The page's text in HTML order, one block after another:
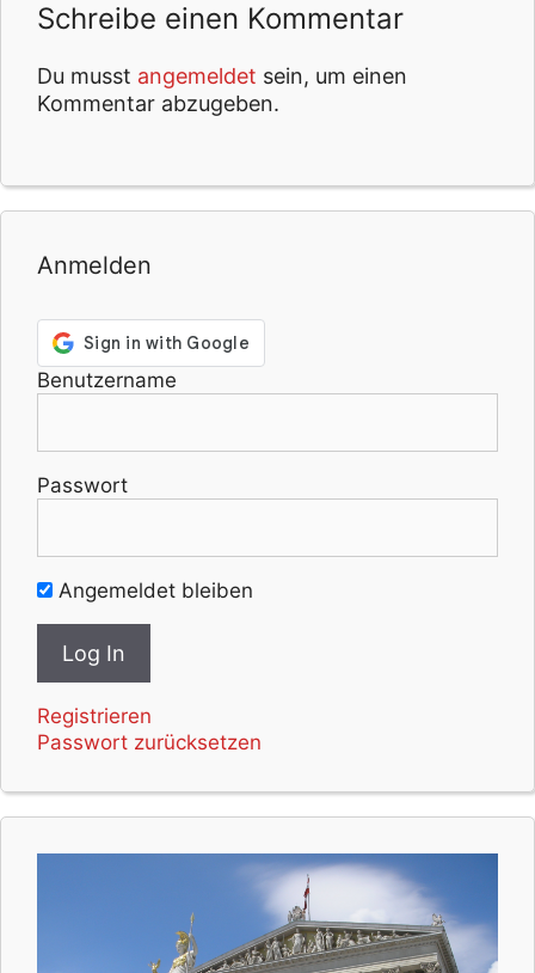
Schreibe einen Kommentar
Du musst angemeldet sein, um einen
Kommentar abzugeben.
Anmelden
Benutzername
Passwort
Angemeldet bleiben
Registrieren
Passwort zurücksetzen